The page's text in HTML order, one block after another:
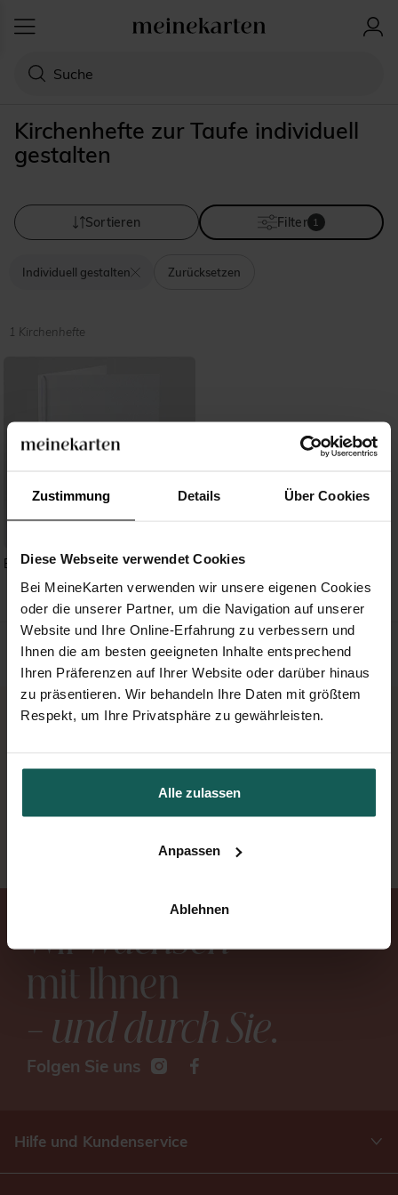
Zustimmung Details Über Cookies
Diese Webseite verwendet Cookies
Bei MeineKarten verwenden wir unsere eigenen Cookies
oder die unserer Partner, um die Navigation auf unserer
Website und Ihre Online-Erfahrung zu verbessern und
Ihnen die am besten geeigneten Inhalte entsprechend
Ihren Präferenzen auf Ihrer Website oder darüber hinaus
zu präsentieren. Wir behandeln Ihre Daten mit größtem
Respekt, um Ihre Privatsphäre zu gewährleisten.
Alle zulassen
Anpassen
Ablehnen
Kirchenhefte zur Taufe individuell
gestalten
Sortieren Filter 1
Individuell gestalten Zurücksetzen
1 Kirchenhefte
Blanco - 15,2x21,5cm (N49150)
SORGFÄLTIGE QUALITÄTSPRÜFUNG
Qualitätsprüfung, bevor es in unserer
hauseigenen Druckerei gefertigt wird.
Wirwachsen
mit Ihnen
– und durch Sie.
Folgen Sie uns
Hilfe und Kundenservice